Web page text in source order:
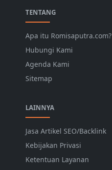
TENTANG
Apa itu Romisaputra.com?
Hubungi Kami
Agenda Kami
Sitemap
LAINNYA
Jasa Artikel SEO/Backlink
Kebijakan Privasi
Ketentuan Layanan